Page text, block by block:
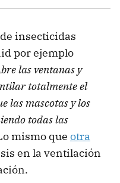
insecticidas
por ejemplo
las ventanas y
totalmente el
las mascotas y los
todas las
mismo que otra
en la ventilación